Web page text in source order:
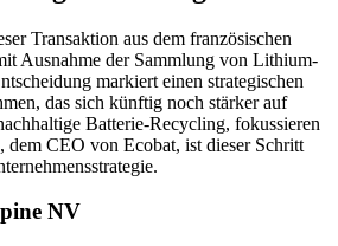
Transaktion aus dem französischen
Ausnahme der Sammlung von Lithium-
markiert einen strategischen
das sich künftig noch stärker auf
Batterie-Recycling, fokussieren
dem CEO von Ecobat, ist dieser Schritt
NV